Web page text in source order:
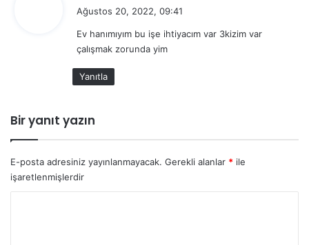
i
k
Ağustos 20, 2022, 09:41
Ev hanımıyım bu işe ihtiyacım var 3kizim var
çalışmak zorunda yim
Yanıtla
Bir yanıt yazın
E-posta adresiniz yayınlanmayacak. Gerekli alanlar * ile
işaretlenmişlerdir